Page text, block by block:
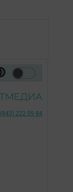
(843) 222 09 84